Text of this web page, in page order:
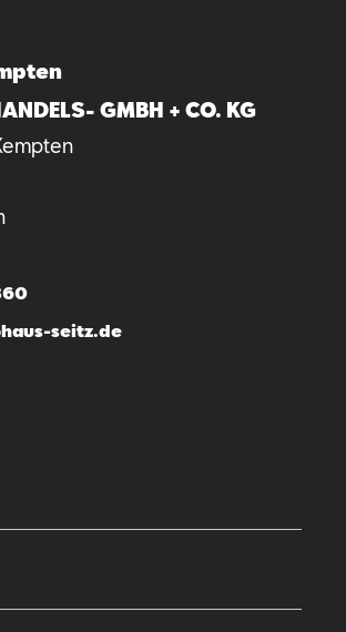
GMBH + CO. KG
seitz.de